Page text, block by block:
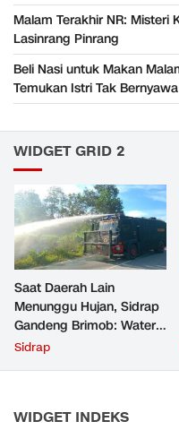
Malam Terakhir NR: Misteri
Lasinrang Pinrang
Beli Nasi untuk Makan
Temukan Istri Tak
WIDGET GRID 2
Saat Daerah Lain
Menunggu Hujan, Sidrap
Gandeng Brimob: Water
Cannon Disiapkan untuk
Sidrap
WIDGET INDEKS